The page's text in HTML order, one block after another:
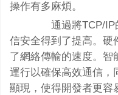
操作有多麻煩。
通過將TCP/IP
信安全得到了提高。硬
了網絡傳輸的速度。智
運行以確保高效通信，
顯現，使得開發者更容